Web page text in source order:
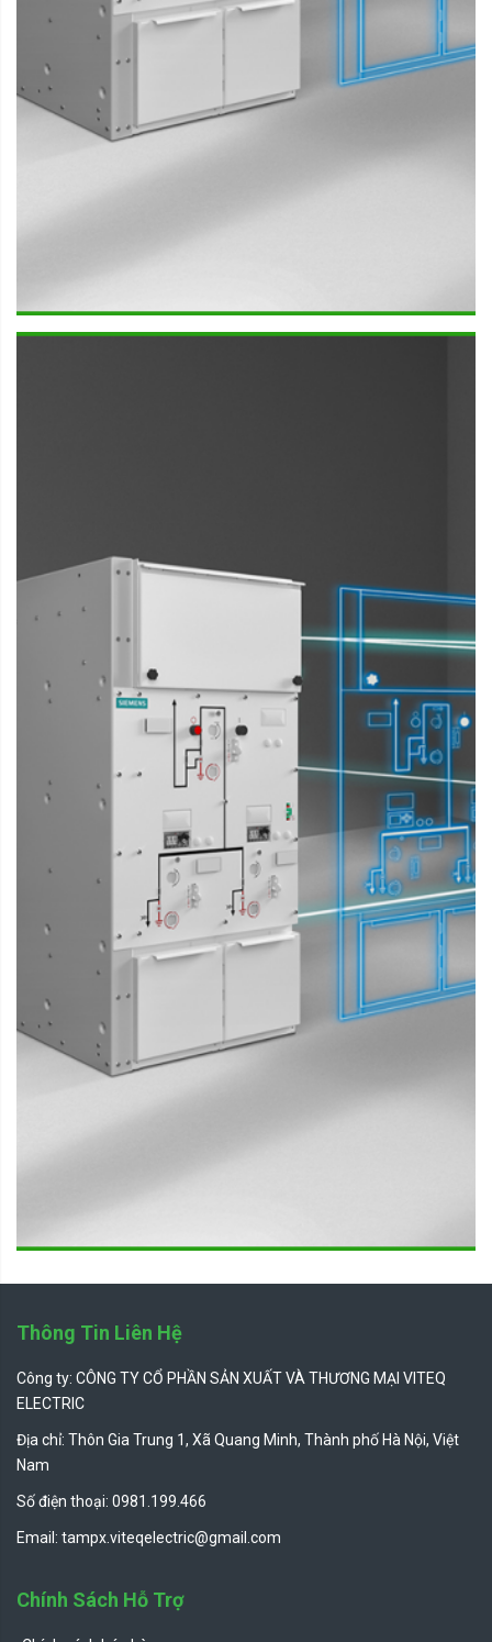
Thông Tin Liên Hệ
Công ty: CÔNG TY CỔ PHẦN SẢN XUẤT VÀ THƯƠNG MẠI VITEQ
ELECTRIC
Địa chỉ: Thôn Gia Trung 1, Xã Quang Minh, Thành phố Hà Nội, Việt
Nam
Số điện thoại: 0981.199.466
Email: tampx.viteqelectric@gmail.com
Chính Sách Hỗ Trợ